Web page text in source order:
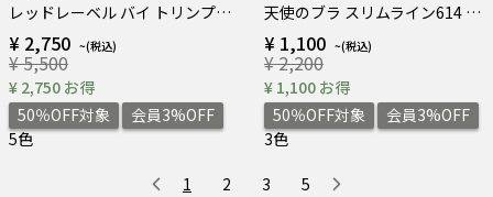
レッドレーベル バイ トリンプ0115 ブラジャー
¥ 2,750
¥ 5,500
¥ 2,750 お得
50％OFF対象
会員3%OFF
5色
天使のブラ スリムライン614 レギュラーショーツ
¥ 1,100
¥ 2,200
¥ 1,100 お得
50％OFF対象
会員3%OFF
3色
1 2 3 5